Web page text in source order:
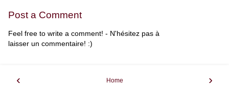
Post a Comment
Feel free to write a comment! - N'hésitez pas à
laisser un commentaire! :)
‹ ›
Home